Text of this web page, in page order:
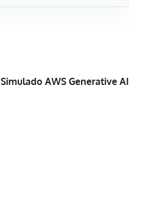
Simulado AWS Generative AI